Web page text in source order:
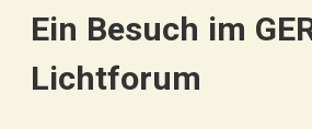
Ein Besuch im
Lichtforum